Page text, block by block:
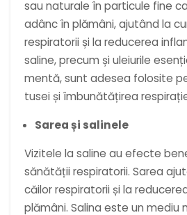
sau naturale în particule fine
adânc în plămâni, ajutând la
respiratorii și la reducerea
saline, precum și uleiurile
mentă, sunt adesea folosite
tusei și îmbunătățirea
Sarea și salinele
Vizitele la saline au efecte
sănătății respiratorii. Sarea
căilor respiratorii și la
plămâni. Salina este un mediu